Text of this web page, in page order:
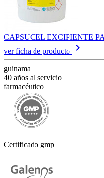
CAPSUCEL EXCIPIENTE
ver ficha de producto
keyboard_arrow_right
guinama
40 años al servicio
farmacéutico
Certificado gmp